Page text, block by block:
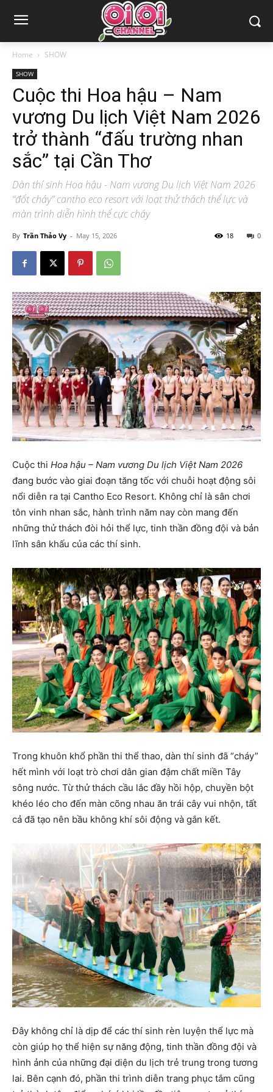
Home SHOW
SHOW
Cuộc thi Hoa hậu – Nam
vương Du lịch Việt Nam 2026
trở thành “đấu trường nhan
sắc” tại Cần Thơ
Dàn thí sinh Hoa hậu - Nam vương Du lịch Việt Nam 2026
“đốt cháy” cantho eco resort với loạt thử thách thể lực và
màn trình diễn hình thể cực cháy
By Trần Thảo Vy - May 15, 2026 0
18
Cuộc thi Hoa hậu – Nam vương Du lịch Việt Nam 2026
đang bước vào giai đoạn tăng tốc với chuỗi hoạt động sôi
nổi diễn ra tại Cantho Eco Resort. Không chỉ là sân chơi
tôn vinh nhan sắc, hành trình năm nay còn mang đến
những thử thách đòi hỏi thể lực, tinh thần đồng đội và bản
lĩnh sân khấu của các thí sinh.
Trong khuôn khổ phần thi thể thao, dàn thí sinh đã “cháy”
hết mình với loạt trò chơi dân gian đậm chất miền Tây
sông nước. Từ thử thách cầu lắc đầy hồi hộp, chuyền bột
khéo léo cho đến màn cõng nhau ăn trái cây vui nhộn, tất
cả đã tạo nên bầu không khí sôi động và gắn kết.
Đây không chỉ là dịp để các thí sinh rèn luyện thể lực mà
còn giúp họ thể hiện sự năng động, tinh thần đồng đội và
hình ảnh của những đại diện du lịch trẻ trung trong tương
lai. Bên cạnh đó, phần thi trình diễn trang phục tắm cũng